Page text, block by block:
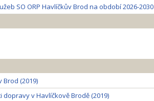
SO ORP Havlíčkův Brod na období 2026-2030
(2019)
v Havlíčkově Brodě (2019)